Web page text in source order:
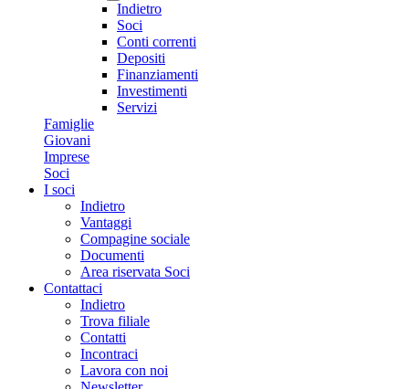
Indietro
Soci
Conti correnti
Depositi
Finanziamenti
Investimenti
Servizi
Famiglie
Giovani
Imprese
Soci
I soci
Indietro
Vantaggi
Compagine sociale
Documenti
Area riservata Soci
Contattaci
Indietro
Trova filiale
Contatti
Incontraci
Lavora con noi